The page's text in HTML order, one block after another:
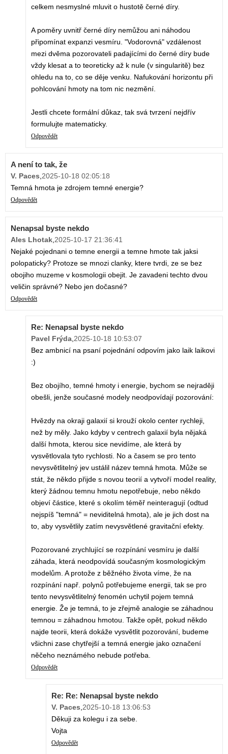
celkem nesmyslné mluvit o hustotě černé díry.
A poměry uvnitř černé díry nemůžou ani náhodou
připomínat expanzi vesmíru. "Vodorovná" vzdálenost
mezi dvěma pozorovateli padajícími do černé díry bude
vždy klesat a to teoreticky až k nule (v singularitě) bez
ohledu na to, co se děje venku. Nafukování horizontu při
pohlcování hmoty na tom nic nezmění.
Jestli chcete formální důkaz, tak svá tvrzení nejdřív
formulujte matematicky.
Odpovědět
A není to tak, že
V. Paces 2025-10-18 02:05:18
Temná hmota je zdrojem temné energie?
Odpovědět
Nenapsal byste nekdo
Ales Lhotak 2025-10-17 21:36:41
Nejaké pojednani o temne energii a temne hmote tak jaksi
polopaticky? Protoze se mnozi clanky, ktere tvrdi, ze se bez
obojiho muzeme v kosmologii obejit. Je zavadeni techto dvou
veličin správné? Nebo jen dočasné?
Odpovědět
Re: Nenapsal byste nekdo
Pavel Frýda 2025-10-18 10:53:07
Bez ambnicí na psaní pojednání odpovím jako laik laikovi
:)
Bez obojího, temné hmoty i energie, bychom se nejraději
obešli, jenže současné modely neodpovídají pozorování:
Hvězdy na okraji galaxií si krouží okolo center rychleji,
než by měly. Jako kdyby v centrech galaxií byla nějaká
další hmota, kterou sice nevidíme, ale která by
vysvětlovala tyto rychlosti. No a časem se pro tento
nevysvětlitelný jev ustálil název temná hmota. Může se
stát, že někdo přijde s novou teorií a vytvoří model reality,
který žádnou temnu hmotu nepotřebuje, nebo někdo
objeví částice, které s okolím téměř neinteragují (odtud
nejspíš "temná" = neviditelná hmota), ale je jich dost na
to, aby vysvětlily zatím nevysvětlené gravitační efekty.
Pozorované zrychlující se rozpínání vesmíru je další
záhada, která neodpovídá současným kosmologickým
modelům. A protože z běžného života víme, že na
rozpínání např. polynů potřebujeme energii, tak se pro
tento nevysvětlitelný fenomén uchytil pojem temná
energie. Že je temná, to je zřejmě analogie se záhadnou
temnou = záhadnou hmotou. Takže opět, pokud někdo
najde teorii, která dokáže vysvětlit pozorování, budeme
všichni zase chytřejší a temná energie jako označení
něčeho neznámého nebude potřeba.
Odpovědět
Re: Re: Nenapsal byste nekdo
V. Paces 2025-10-18 13:06:53
Děkuji za kolegu i za sebe.
Vojta
Odpovědět